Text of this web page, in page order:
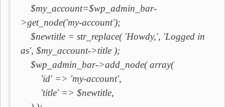
$my_account=$wp_admin_bar-
>get_node('my-account');
$newtitle = str_replace( 'Howdy,', 'Logged in
as', $my_account->title );
$wp_admin_bar->add_node( array(
'id' => 'my-account',
'title' => $newtitle,